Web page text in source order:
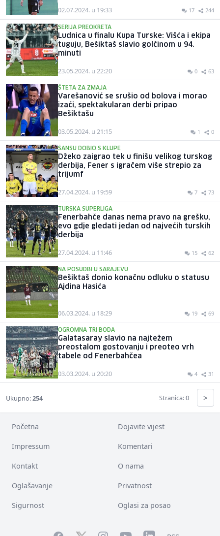
02.07.2024. u 19:33 17 244
SERIJA PREOKRETA
Ludnica u finalu Kupa Turske: Višća i ekipa
tuguju, Bešiktaš slavio golčinom u 94.
minuti
23.05.2024. u 22:20 0 63
ŠTETA ZA ZMAJA
Varešanović se srušio od bolova i morao
izaći, spektakularan derbi pripao
Bešiktašu
03.05.2024. u 21:15 1 0
ŠANSU DOBIO S KLUPE
Džeko zaigrao tek u finišu velikog turskog
derbija, Fener s igračem više strepio za
trijumf
27.04.2024. u 19:59 7 73
TURSKA SUPERLIGA
Fenerbahče danas nema pravo na grešku,
evo gdje gledati jedan od najvećih turskih
derbija
27.04.2024. u 11:46 15 62
NA POSUDBI U SARAJEVU
Bešiktaš donio konačnu odluku o statusu
Ajdina Hasića
06.03.2024. u 18:29 19 69
OGROMNA TRI BODA
Galatasaray slavio na najtežem
preostalom gostovanju i preoteo vrh
tabele od Fenerbahčea
03.03.2024. u 20:20 4 31
Ukupno:254 Stranica: 0 >
Početna Dojavite vijest
Impressum Komentari
Kontakt O nama
Oglašavanje Privatnost
Sigurnost Oglasi za posao